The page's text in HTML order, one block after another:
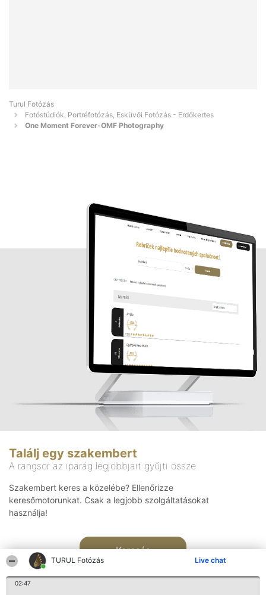
TURUL Fotózás Live chat
02:47
Turul Fotózás
Fotóstúdiók, Portréfotózás, Esküvői Fotózás - Erdőkertes
One Moment Forever-OMF Photography
Találj egy szakembert
A rangsor az iparág legjobbjait gyűjti össze
Szakembert keres a közelébe? Ellenőrizze
keresőmotorunkat. Csak a legjobb szolgáltatásokat
használja!
Keresés